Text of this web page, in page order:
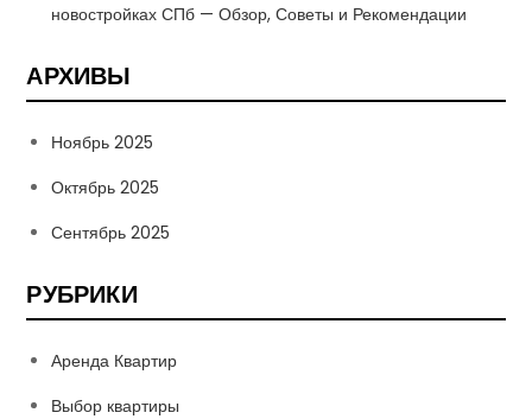
новостройках СПб — Обзор, Советы и Рекомендации
АРХИВЫ
Ноябрь 2025
Октябрь 2025
Сентябрь 2025
РУБРИКИ
Аренда Квартир
Выбор квартиры